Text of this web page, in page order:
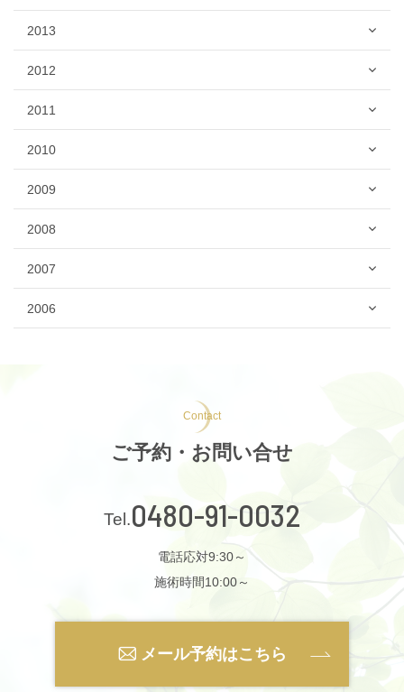
2013
2012
2011
2010
2009
2008
2007
2006
Contact
ご予約・お問い合せ
0480-91-0032
電話応対9:30～
施術時間10:00～
メール予約はこちら